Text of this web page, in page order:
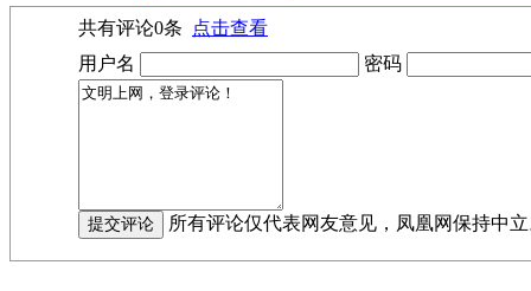
共有评论0条
点击查看
用户名
密码
所有评论仅代表网友意见，凤凰网保持中